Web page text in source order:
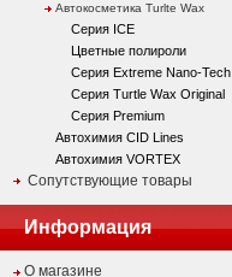
Автокосметика Turlte Wax
Серия ICE
Цветные полироли
Серия Extreme Nano-Tech
Серия Turtle Wax Original
Серия Premium
Автохимия CID Lines
Автохимия VORTEX
Сопутствующие товары
Информация
О магазине